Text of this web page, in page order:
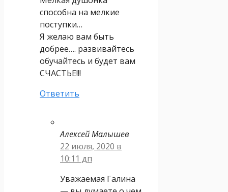
способна на мелкие
поступки…
Я желаю вам быть
добрее…. развивайтесь
обучайтесь и будет вам
СЧАСТЬЕ!!!
Ответить
Алексей Малышев
22 июля, 2020 в
10:11 дп
Уважаемая Галина